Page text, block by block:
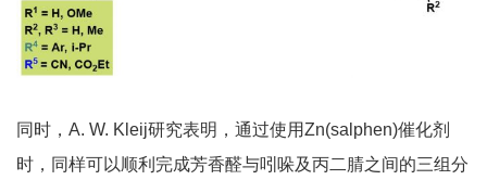
同时，A. W. Kleij研究表明，通过使用Zn(salphen)催化剂
时，同样可以顺利完成芳香醛与吲哚及丙二腈之间的三组分